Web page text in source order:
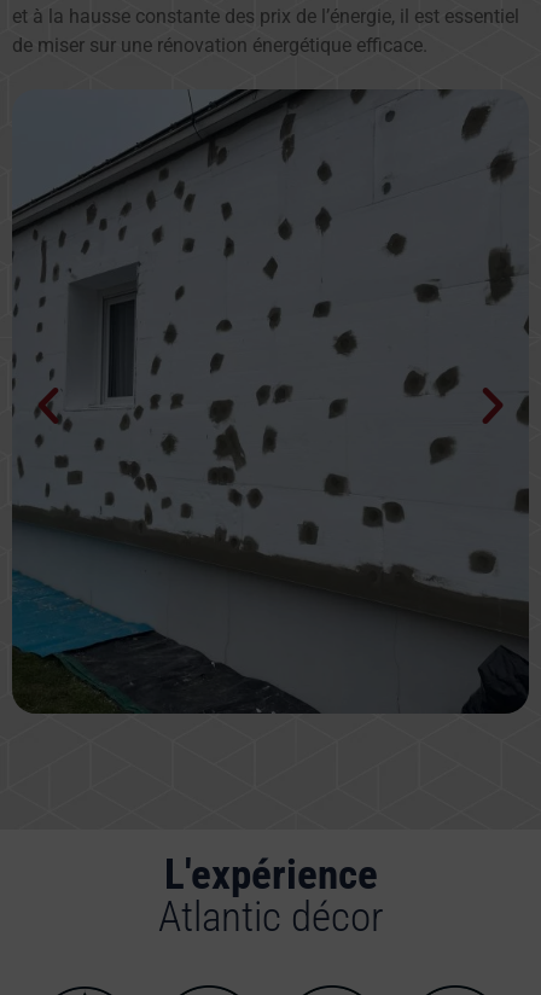
et à la hausse constante des prix de l’énergie, il est essentiel
de miser sur une rénovation énergétique efficace.
L'expérience
Atlantic décor